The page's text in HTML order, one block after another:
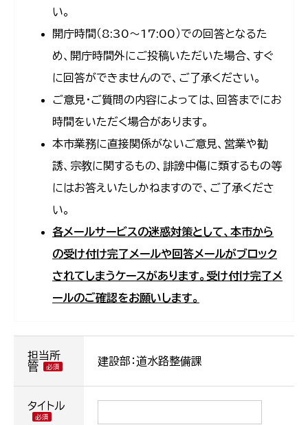
い。
開庁時間（8:30〜17:00）での回答となるた
め、開庁時間外にご投稿いただいた場合、すぐ
に回答ができませんので、ご了承ください。
ご意見・ご質問の内容によっては、回答までにお
時間をいただく場合があります。
本市業務に直接関係がないご意見、営業や勧
誘、宗教に関するもの、誹謗中傷に類するもの等
にはお答えいたしかねますので、ご了承くださ
い。
各メールサービスの迷惑対策として、本市から
の受け付け完了メールや回答メールがブロック
されてしまうケースがあります。受け付け完了メ
ールのご確認をお願いします。
担当所
管
建設部：道水路整備課
タイトル